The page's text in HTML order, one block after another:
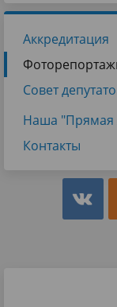
Аккредитация
Совет
Наша "Прямая
Контакты